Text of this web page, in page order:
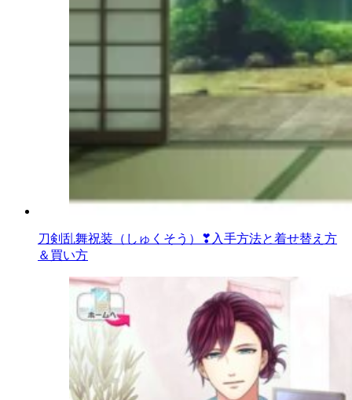
刀剣乱舞祝装（しゅくそう）❣入手方法と着せ替え方
＆買い方